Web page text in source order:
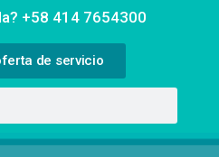
+58 414 7654300
de servicio